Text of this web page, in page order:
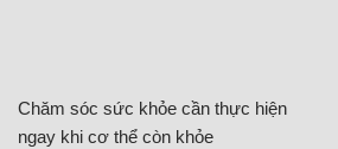
Chăm sóc sức khỏe cần thực hiện
ngay khi cơ thể còn khỏe